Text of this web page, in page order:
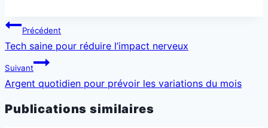
Navigation
de
l’article
Précédent
Tech saine pour réduire l’impact nerveux
Suivant
Argent quotidien pour prévoir les variations du mois
Publications similaires